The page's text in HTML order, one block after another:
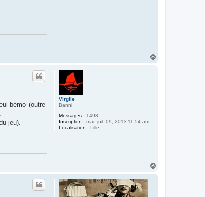
e
Virgile
Banni
Messages : 1493
Inscription : mar. juil. 09, 2013 11:54 am
Localisation : Lille
bémol (outre
jeu).